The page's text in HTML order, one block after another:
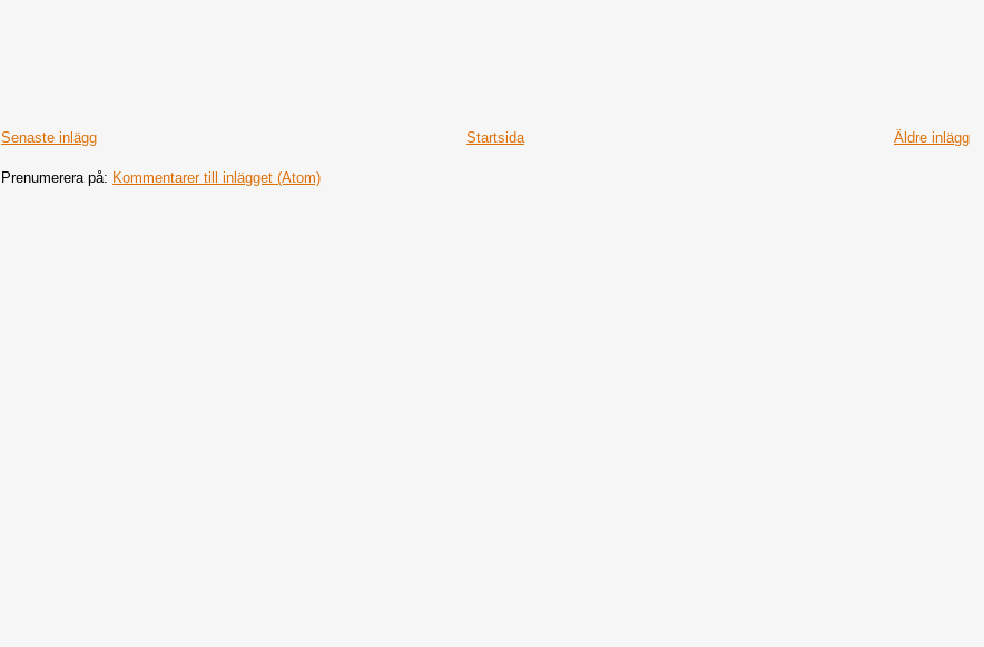
Senaste inlägg Äldre inlägg
Startsida
Prenumerera på: Kommentarer till inlägget (Atom)